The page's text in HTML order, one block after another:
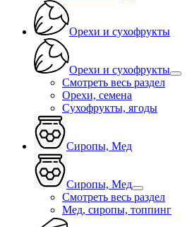
Орехи и сухофрукты
Орехи и сухофрукты
Смотреть весь раздел
Орехи, семена
Сухофрукты, ягоды
Сиропы, Мед
Сиропы, Мед
Смотреть весь раздел
Мед, сиропы, топпинг